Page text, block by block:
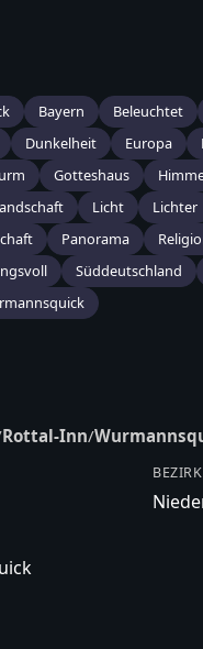
Bayern Beleuchtet
Dunkelheit Europa
Gotteshaus
Licht Lichter
Panorama
Süddeutschland
Rottal-Inn/